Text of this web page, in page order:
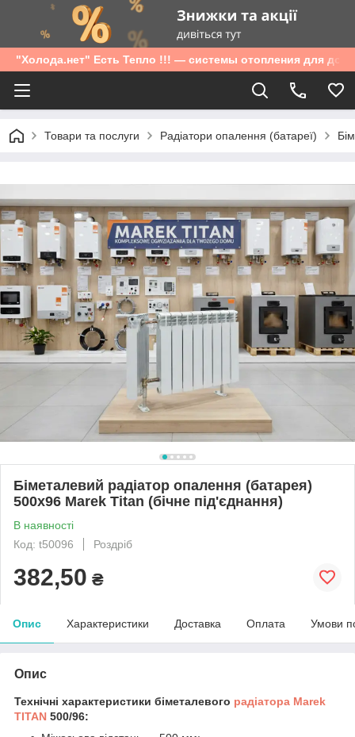
"Холода.нет" Есть Тепло !!! — системы отопления для дома
Товари та послуги Радіатори опалення (батареї)
Біметалевий радіатор опалення (батарея)
500x96 Marek Titan (бічне під'єднання)
В наявності
Код: t50096
Роздріб
382,50 ₴
Опис Характеристики Доставка Оплата Умови
Опис
Технічні характеристики біметалевого радіатора Marek
TITAN 500/96: